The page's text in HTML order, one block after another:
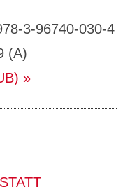
3-96740-030-4
(A)